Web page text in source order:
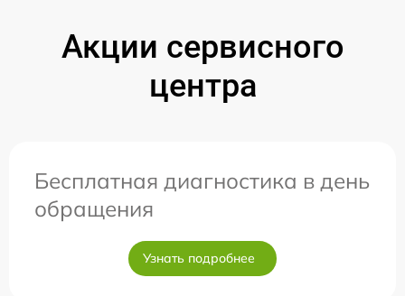
Акции сервисного
центра
Бесплатная диагностика в день
обращения
Узнать подробнее